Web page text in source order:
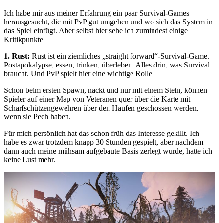
Ich habe mir aus meiner Erfahrung ein paar Survival-Games
herausgesucht, die mit PvP gut umgehen und wo sich das System in
das Spiel einfügt. Aber selbst hier sehe ich zumindest einige
Kritikpunkte.
1. Rust: Rust ist ein ziemliches „straight forward“-Survival-Game.
Postapokalypse, essen, trinken, überleben. Alles drin, was Survival
braucht. Und PvP spielt hier eine wichtige Rolle.
Schon beim ersten Spawn, nackt und nur mit einem Stein, können
Spieler auf einer Map von Veteranen quer über die Karte mit
Scharfschützengewehren über den Haufen geschossen werden,
wenn sie Pech haben.
Für mich persönlich hat das schon früh das Interesse gekillt. Ich
habe es zwar trotzdem knapp 30 Stunden gespielt, aber nachdem
dann auch meine mühsam aufgebaute Basis zerlegt wurde, hatte ich
keine Lust mehr.